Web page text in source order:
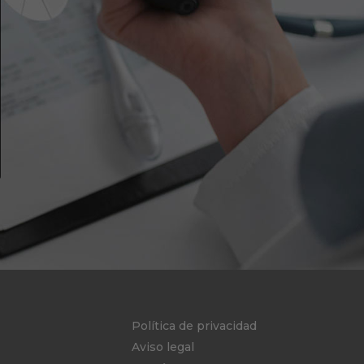
Política de privacidad
Aviso legal